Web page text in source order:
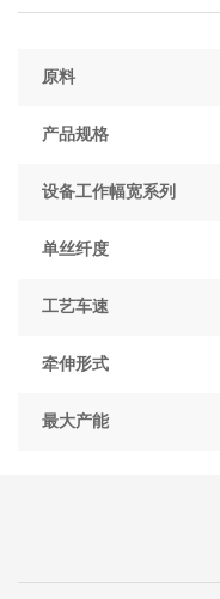
原料
产品规格
设备工作幅宽系列
单丝纤度
工艺车速
牵伸形式
最大产能